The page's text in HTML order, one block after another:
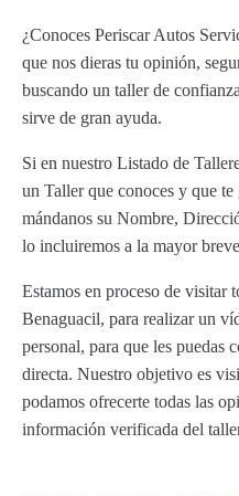
¿Conoces Periscar Autos
que nos dieras tu opinión,
buscando un taller de
sirve de gran ayuda.
Si en nuestro Listado de
un Taller que conoces y que
mándanos su Nombre,
lo incluiremos a la mayor
Estamos en proceso de visitar
Benaguacil, para realizar un
personal, para que les puedas
directa. Nuestro objetivo es
podamos ofrecerte todas las
información verificada del